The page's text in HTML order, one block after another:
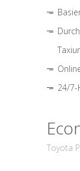
24/7-
Toyota